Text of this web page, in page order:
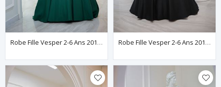
Robe Fille Vesper 2-6 Ans 20136 Verte Robe Fille Vesper 2-6 Ans 20136 Noire